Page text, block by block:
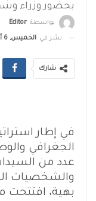
بحضور وزراء
بواسطة Editor
نشر في الخميس, 6 أغسطس , 2026, الساعة 8:13 م
شارك
في إطار
الجغرافي
عدد من
والشخصيات
بهية،